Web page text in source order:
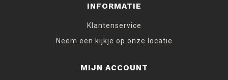
INFORMATIE
Klantenservice
Neem een kijkje op onze locatie
MIJN ACCOUNT